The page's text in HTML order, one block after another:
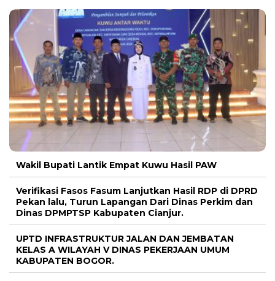
Wakil Bupati Lantik Empat Kuwu Hasil PAW
Verifikasi Fasos Fasum Lanjutkan Hasil RDP di DPRD
Pekan lalu, Turun Lapangan Dari Dinas Perkim dan
Dinas DPMPTSP Kabupaten Cianjur.
UPTD INFRASTRUKTUR JALAN DAN JEMBATAN
KELAS A WILAYAH V DINAS PEKERJAAN UMUM
KABUPATEN BOGOR.